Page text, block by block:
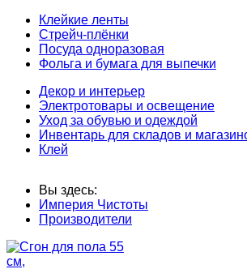
Клейкие ленты
Стрейч-плёнки
Посуда одноразовая
Фольга и бумага для выпечки
Декор и интерьер
Электротовары и освещение
Уход за обувью и одеждой
Инвентарь для складов и
Клей
Вы здесь:
Империя Чистоты
Производители